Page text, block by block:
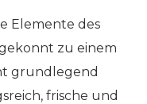
Elemente des
zu einem
grundlegend
frische und